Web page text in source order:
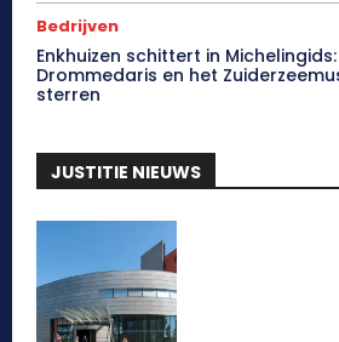
Bedrijven
Enkhuizen schittert in
Drommedaris en het
sterren
JUSTITIE NIEUWS